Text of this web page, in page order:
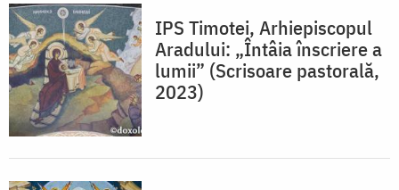
IPS Timotei, Arhiepiscopul
Aradului: „Întâia înscriere a
lumii” (Scrisoare pastorală,
2023)